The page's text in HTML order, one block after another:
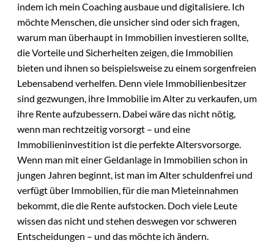
indem ich mein Coaching ausbaue und digitalisiere. Ich
möchte Menschen, die unsicher sind oder sich fragen,
warum man überhaupt in Immobilien investieren sollte,
die Vorteile und Sicherheiten zeigen, die Immobilien
bieten und ihnen so beispielsweise zu einem sorgenfreien
Lebensabend verhelfen. Denn viele Immobilienbesitzer
sind gezwungen, ihre Immobilie im Alter zu verkaufen, um
ihre Rente aufzubessern. Dabei wäre das nicht nötig,
wenn man rechtzeitig vorsorgt – und eine
Immobilieninvestition ist die perfekte Altersvorsorge.
Wenn man mit einer Geldanlage in Immobilien schon in
jungen Jahren beginnt, ist man im Alter schuldenfrei und
verfügt über Immobilien, für die man Mieteinnahmen
bekommt, die die Rente aufstocken. Doch viele Leute
wissen das nicht und stehen deswegen vor schweren
Entscheidungen – und das möchte ich ändern.